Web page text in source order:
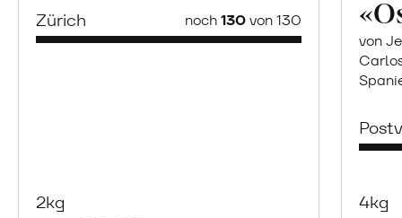
Zürich noch130von 130
2kg
von
4kg